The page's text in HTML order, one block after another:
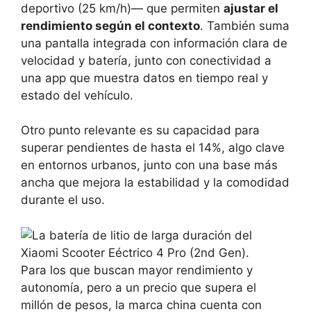
deportivo (25 km/h)— que permiten ajustar el
rendimiento según el contexto. También suma
una pantalla integrada con información clara de
velocidad y batería, junto con conectividad a
una app que muestra datos en tiempo real y
estado del vehículo.
Otro punto relevante es su capacidad para
superar pendientes de hasta el 14%, algo clave
en entornos urbanos, junto con una base más
ancha que mejora la estabilidad y la comodidad
durante el uso.
Para los que buscan mayor rendimiento y
autonomía, pero a un precio que supera el
millón de pesos, la marca china cuenta con